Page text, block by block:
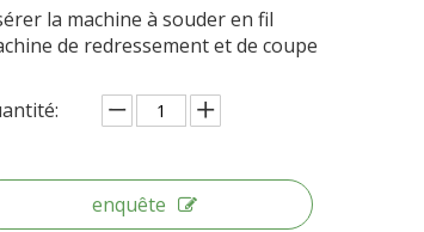
la machine à souder en fil
de redressement et de coupe
enquête